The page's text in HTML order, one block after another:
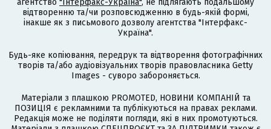
агентство "Інтерфакс-Україна", не підлягають подальшому
відтворенню та/чи розповсюдженню в будь-якій формі,
інакше як з письмового дозволу агентства "Інтерфакс-
Україна".
Будь-яке копіювання, передрук та відтворення фотографічних
творів та/або аудіовізуальних творів правовласника Getty
Images - суворо забороняється.
Матеріали з плашкою PROMOTED, НОВИНИ КОМПАНІЙ та
ПОЗИЦІЯ є рекламними та публікуються на правах реклами.
Редакція може не поділяти погляди, які в них промотуються.